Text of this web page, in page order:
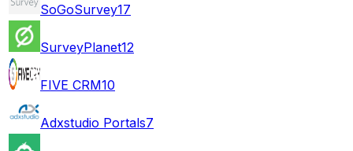
SoGoSurvey17
SurveyPlanet12
FIVE CRM10
Adxstudio Portals7